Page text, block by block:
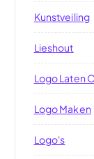
Kunstveiling
Lieshout
Logo Laten
Logo Maken
Logo's